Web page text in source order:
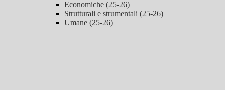
Economiche (25-26)
Strutturali e strumentali (25-26)
Umane (25-26)